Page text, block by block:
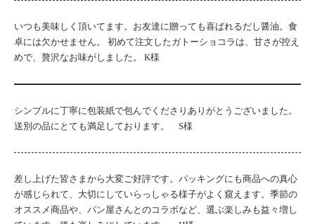
いつも美味しく頂いてます。お友達に贈っても喜ばれるだし醤油。食
卓には欠かせません。 初めて注文したガトーショコラは、甘さが控え
めで、贅沢なお味がしました。 K様
シンプルに丁寧に包装紙で包んでくださりありがとうございました。
送別の品にとても満足しております。 S様
差し上げた皆さまから大変ご好評です。パッキングにも商品への真心
が感じられて、大切にしていらっしゃる様子がよく窺えます。季節の
オススメ商品や、パン屋さんとのコラボなど、選ぶ楽しみも益々増し